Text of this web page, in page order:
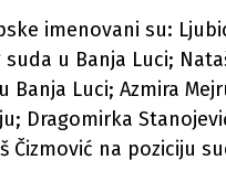
imenovani su:
u Banja Luci;
Banja Luci; Azmira
Dragomirka
Čizmović na poziciju